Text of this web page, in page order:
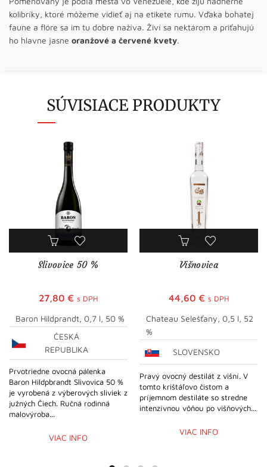
kolibríky, ktoré môžeme vidieť aj na etikete rumu. Vďaka bohatej
faune a flóre sa im tu dobre nažíva. Živí sa nektárom a priťahujú
ho hlavne jasne oranžové a červené kvety.
SÚVISIACE PRODUKTY
Slivovice 50 %
27,80 € s DPH
Baron Hildprandt, 0,7 l, 50 %
ČESKÁ
REPUBLIKA
Prvotriedne ovocná pálenka
Baron Hildpbrandt Slivovica 50 %
je vyrobená z výberových sliviek z
južných Čiech. Ručná rodinná
malovýroba...
VIAC INFO
Višnovica
44,60 € s DPH
Chateau Selešťany, 0,5 l, 52
%
SLOVENSKO
Pravý ovocný destilát z višní. V
tomto krištáľovo čistom a
príjemnom destiláte so stredne
intenzívnou vôňou po višňových...
VIAC INFO